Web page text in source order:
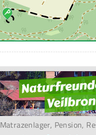
Matrazenlager, Pension,